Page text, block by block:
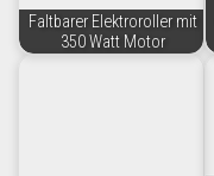
Faltbarer Elektroroller mit
350 Watt Motor